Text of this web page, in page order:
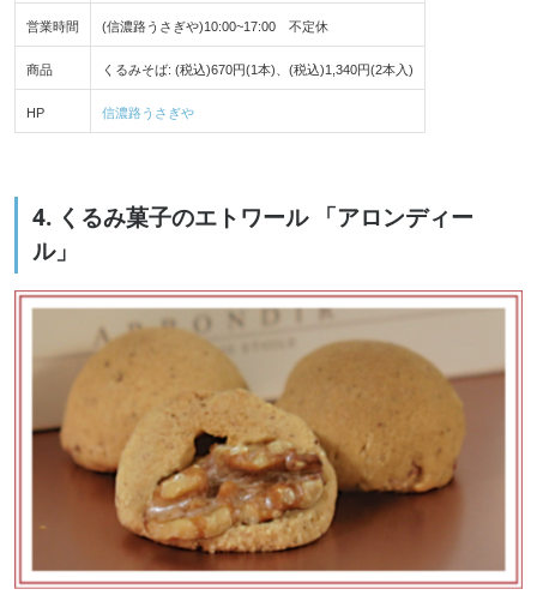
営業時間 (信濃路うさぎや)10:00~17:00 不定休
商品 くるみそば: (税込)670円(1本)、(税込)1,340円(2本入)
HP 信濃路うさぎや
4. くるみ菓子のエトワール 「アロンディー
ル」